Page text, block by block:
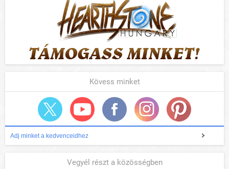
Kövess minket
Adj minket a kedvenceidhez
Vegyél részt a közösségben